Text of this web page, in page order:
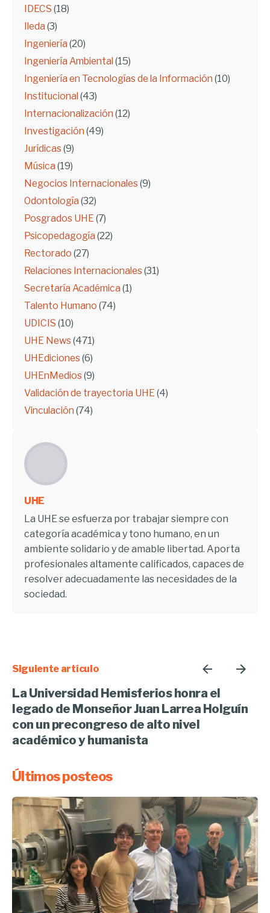
IDECS (18)
Ileda (3)
Ingeniería (20)
Ingeniería Ambiental (15)
Ingeniería en Tecnologías de la Información (10)
Institucional (43)
Internacionalización (12)
Investigación (49)
Jurídicas (9)
Música (19)
Negocios Internacionales (9)
Odontología (32)
Posgrados UHE(7)
Psicopedagogía (22)
Rectorado (27)
Relaciones Internacionales (31)
Secretaría Académica (1)
Talento Humano (74)
UDICIS (10)
UHE News (471)
UHEdiciones (6)
UHEnMedios (9)
Validación de trayectoria UHE(4)
Vinculación (74)
UHE
La UHE se esfuerza por trabajar siempre con
categoría académica y tono humano, en un
ambiente solidario y de amable libertad. Aporta
profesionales altamente calificados, capaces de
resolver adecuadamente las necesidades de la
sociedad.
Siguiente artículo
La Universidad Hemisferios honra el
legado de Monseñor Juan Larrea Holguín
con un precongreso de alto nivel
académico y humanista
Últimos posteos